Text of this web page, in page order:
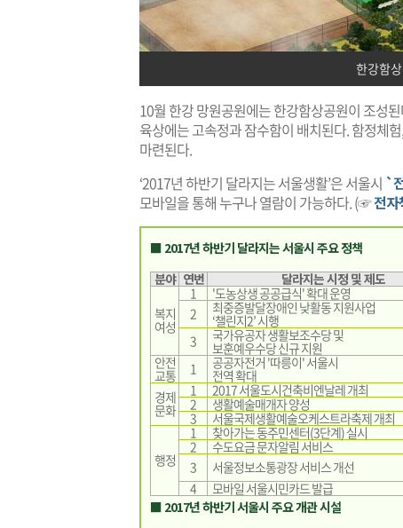
한강함
10월 한강 망원공원에는 한강함상공원이 조성
육상에는 고속정과 잠수함이 배치된다. 함정체
마련된다.
‘2017년 하반기 달라지는 서울생활’은 서울시 `
모바일을 통해 누구나 열람이 가능하다. (☞전자
■ 2017년 하반기 달라지는 서울시 주요 정책
분야 연번 달라지는 시정 및 제도
복지
여성
1 '도농상생 공공급식' 확대 운영
2
최중증발달장애인 낮활동 지원사업
‘챌린지2’ 시행
3
국가유공자 생활보조수당 및
보훈예우수당 신규 지원
안전
교통 1 공공자전거 '따릉이' 서울시
전역 확대
경제
문화
1 2017 서울도시건축비엔날레 개최
2
생활예술매개자 양성
3
서울국제생활예술오케스트라축제 개최
행정
1 찾아가는 동주민센터(3단계) 실시
2
수도요금 문자알림 서비스
3
서울정보소통광장 서비스 개선
4
모바일 서울시민카드 발급
■ 2017년 하반기 서울시 주요 개관 시설